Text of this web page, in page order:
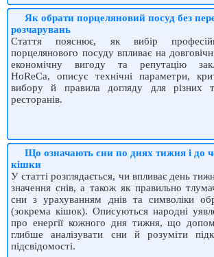
Як обрати порцеляновий посуд без
розчарувань
Стаття пояснює, як вибір
порцелянового посуду впливає на
економічну вигоду та репутацію
HoReCa, описує технічні параметри,
вибору й правила догляду для різних
ресторанів.
Що означають сни по днях тижня і до
кішки
У статті розглядається, чи впливає день
значення снів, а також як правильно
сни з урахуванням днів та символіки
(зокрема кішок). Описуються народні
про енергії кожного дня тижня, що
глибше аналізувати сни й розуміти
підсвідомості.